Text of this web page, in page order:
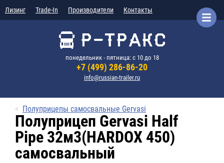
Лизинг Trade-In Производители Контакты
понедельник - пятница: с 10 до 18
+7 (499) 286-86-20
info@russian-trailer.ru
Полуприцепы самосвальные Gervasi
Полуприцеп Gervasi Half
Pipe 32м3(HARDOX 450)
самосвальный